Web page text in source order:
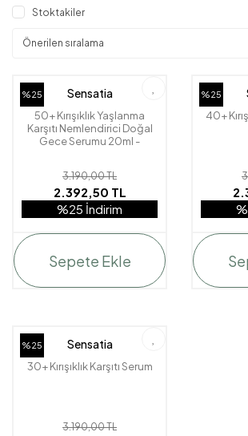
Stoktakiler
%25 Sensatia
50+ Kırışıklık Yaşlanma
Karşıtı Nemlendirici Doğal
Gece Serumu 20ml -
3.190,00 TL
2.392,50 TL
%25 İndirim
Sepete Ekle
%25
40+
%25 Sensatia
30+ Kırışıklık Karşıtı Serum
3.190,00 TL